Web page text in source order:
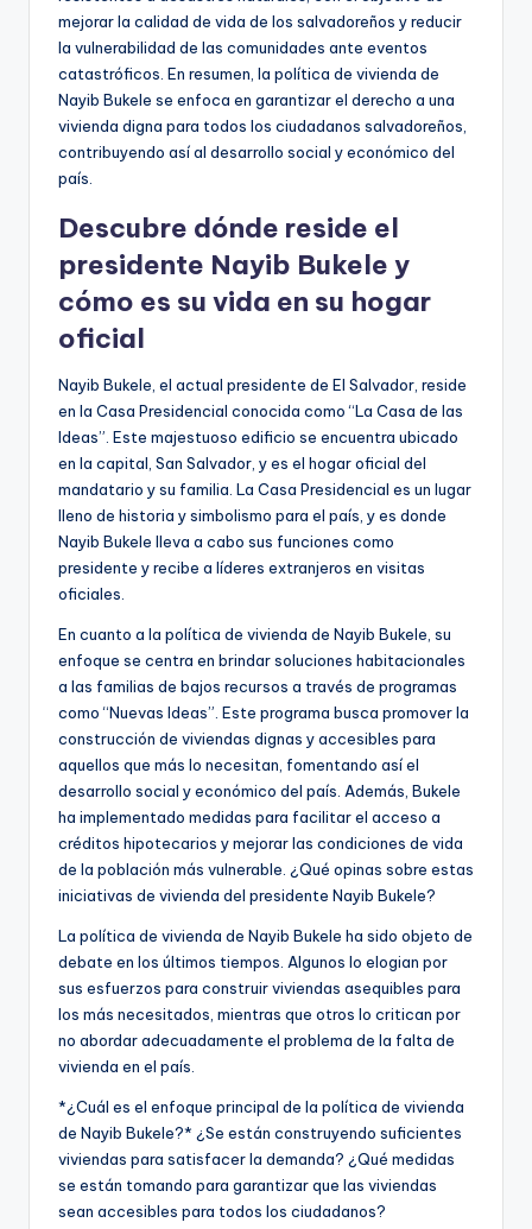
mejorar la calidad de vida de los salvadoreños y reducir
la vulnerabilidad de las comunidades ante eventos
catastróficos. En resumen, la política de vivienda de
Nayib Bukele se enfoca en garantizar el derecho a una
vivienda digna para todos los ciudadanos salvadoreños,
contribuyendo así al desarrollo social y económico del
país.
Descubre dónde reside el
presidente Nayib Bukele y
cómo es su vida en su hogar
oficial
Nayib Bukele, el actual presidente de El Salvador, reside
en la Casa Presidencial conocida como “La Casa de las
Ideas”. Este majestuoso edificio se encuentra ubicado
en la capital, San Salvador, y es el hogar oficial del
mandatario y su familia. La Casa Presidencial es un lugar
lleno de historia y simbolismo para el país, y es donde
Nayib Bukele lleva a cabo sus funciones como
presidente y recibe a líderes extranjeros en visitas
oficiales.
En cuanto a la política de vivienda de Nayib Bukele, su
enfoque se centra en brindar soluciones habitacionales
a las familias de bajos recursos a través de programas
como “Nuevas Ideas”. Este programa busca promover la
construcción de viviendas dignas y accesibles para
aquellos que más lo necesitan, fomentando así el
desarrollo social y económico del país. Además, Bukele
ha implementado medidas para facilitar el acceso a
créditos hipotecarios y mejorar las condiciones de vida
de la población más vulnerable. ¿Qué opinas sobre estas
iniciativas de vivienda del presidente Nayib Bukele?
La política de vivienda de Nayib Bukele ha sido objeto de
debate en los últimos tiempos. Algunos lo elogian por
sus esfuerzos para construir viviendas asequibles para
los más necesitados, mientras que otros lo critican por
no abordar adecuadamente el problema de la falta de
vivienda en el país.
*¿Cuál es el enfoque principal de la política de vivienda
de Nayib Bukele?* ¿Se están construyendo suficientes
viviendas para satisfacer la demanda? ¿Qué medidas
se están tomando para garantizar que las viviendas
sean accesibles para todos los ciudadanos?